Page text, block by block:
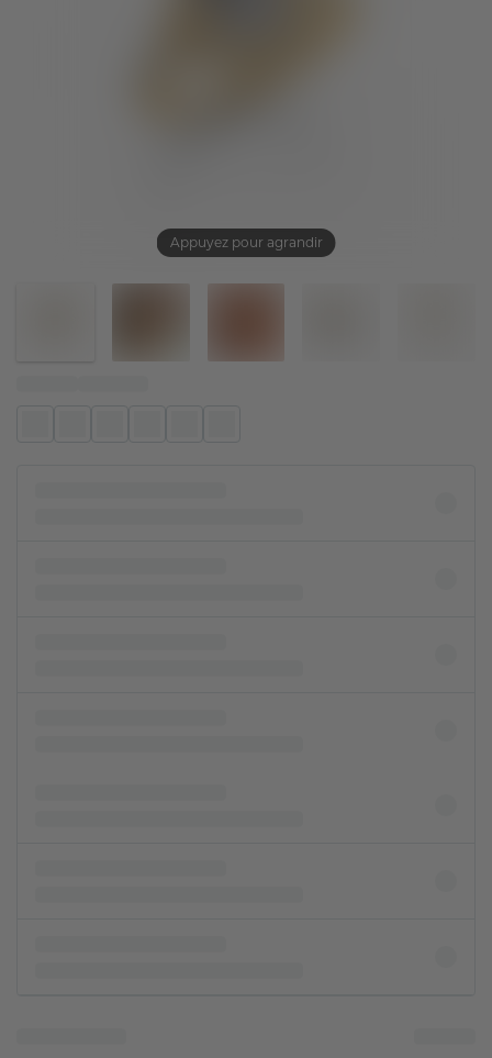
Appuyez pour agrandir